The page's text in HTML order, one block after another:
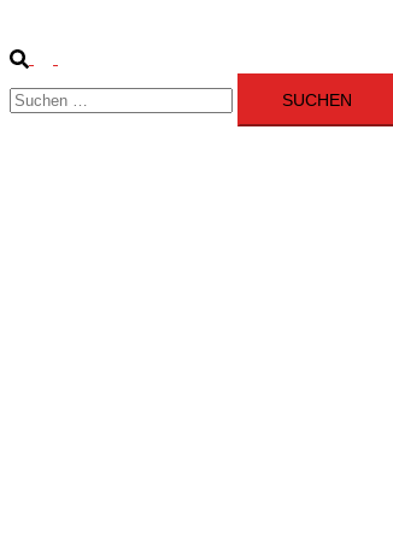
Suche
umschalten
Suchen
nach: